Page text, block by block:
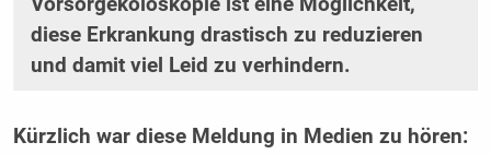
diese Erkrankung drastisch zu reduzieren
und damit viel Leid zu verhindern.
Kürzlich war diese Meldung in Medien zu hören: